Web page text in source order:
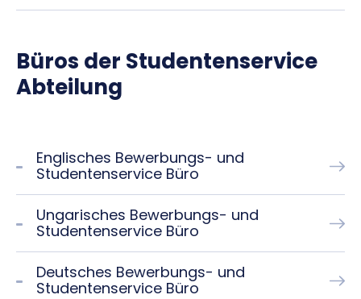
Büros der Studentenservice
Abteilung
Englisches Bewerbungs- und
Studentenservice Büro
Ungarisches Bewerbungs- und
Studentenservice Büro
Deutsches Bewerbungs- und
Studentenservice Büro